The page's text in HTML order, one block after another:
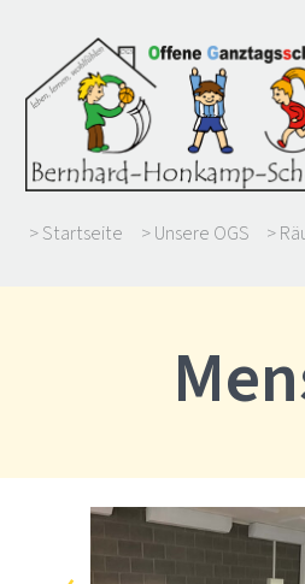
> Startseite > Unsere OGS >